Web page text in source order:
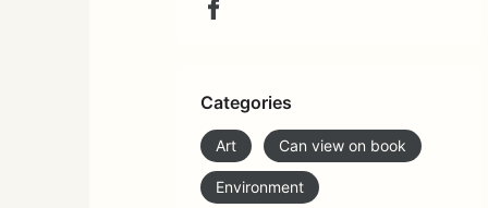
Categories
Art Can view on book
Environment